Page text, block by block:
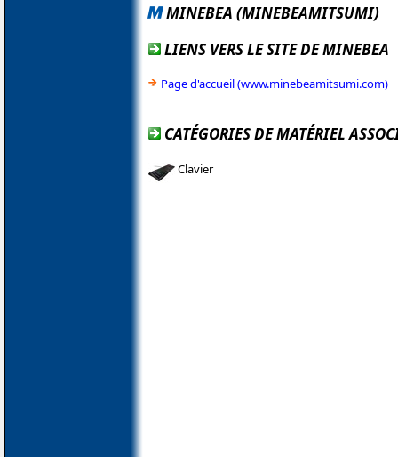
MINEBEA (MINEBEAMITSUMI)
LIENS VERS LE SITE DE MINEBEA
Page d'accueil (www.minebeamitsumi.com)
CATÉGORIES DE MATÉRIEL
Clavier